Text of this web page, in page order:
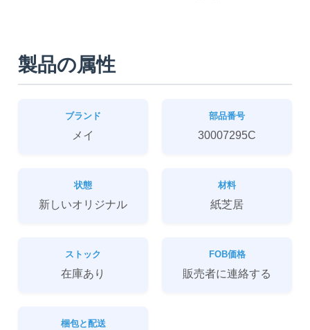
製品の属性
ブランド
メイ
部品番号
30007295C
状態
新しいオリジナル
材料
紙芝居
ストック
在庫あり
FOB価格
販売者に連絡する
梱包と配送